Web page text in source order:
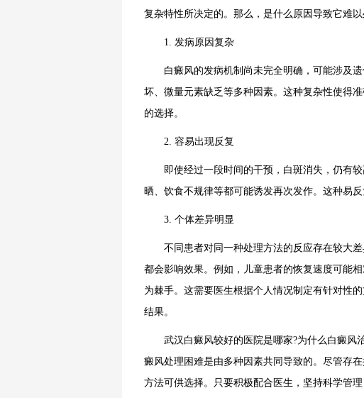
复杂特性所决定的。那么，是什么原因导致它难以
1. 发病原因复杂
白癜风的发病机制尚未完全明确，可能涉及遗
坏、微量元素缺乏等多种因素。这种复杂性使得
的选择。
2. 容易出现反复
即使经过一段时间的干预，白斑消失，仍有较
晒、饮食不规律等都可能诱发再次发作。这种易
3. 个体差异明显
不同患者对同一种处理方法的反应存在较大差
都会影响效果。例如，儿童患者的恢复速度可能
为棘手。这需要医生根据个人情况制定有针对性
结果。
武汉白癜风较好的医院是哪家?为什么白癜风
癜风处理困难是由多种因素共同导致的。尽管存
方法可供选择。只要积极配合医生，坚持科学管